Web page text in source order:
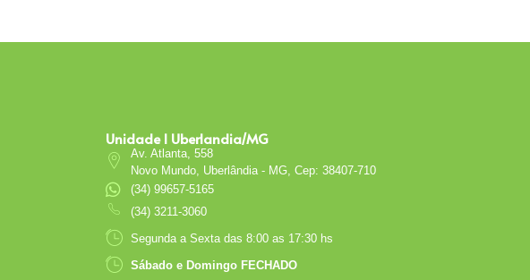
Unidade I Uberlandia/MG
Av. Atlanta, 558
Novo Mundo, Uberlândia - MG, Cep: 38407-710
(34) 99657-5165
(34) 3211-3060
Segunda a Sexta das 8:00 as 17:30 hs
Sábado e Domingo FECHADO